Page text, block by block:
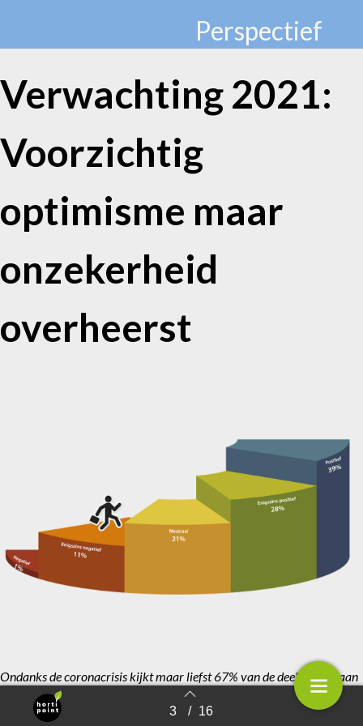
Terug naar overzicht 3 / 16
Perspectief
Verwachting 2021:
Voorzichtig
optimisme maar
onzekerheid
overheerst
Ondanks de coronacrisis kijkt maar liefst 67% van de deelnemers aan
de enquête met positieve verwachtingen naar 2021.